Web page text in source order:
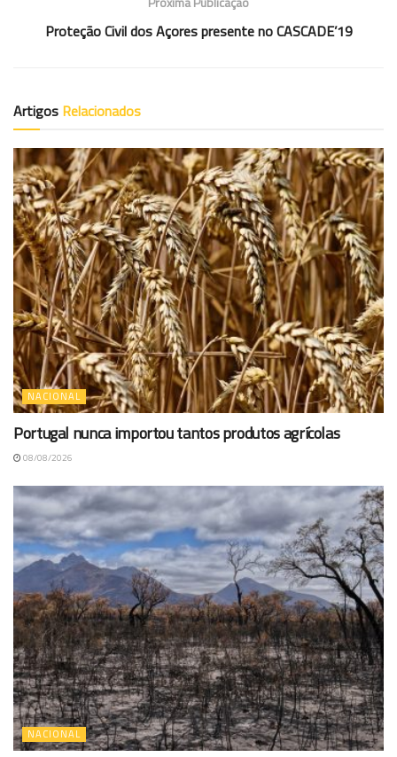
Proteção Civil dos Açores presente no CASCADE’19
Artigos Relacionados
NACIONAL
Portugal nunca importou tantos produtos agrícolas
08/08/2026
NACIONAL